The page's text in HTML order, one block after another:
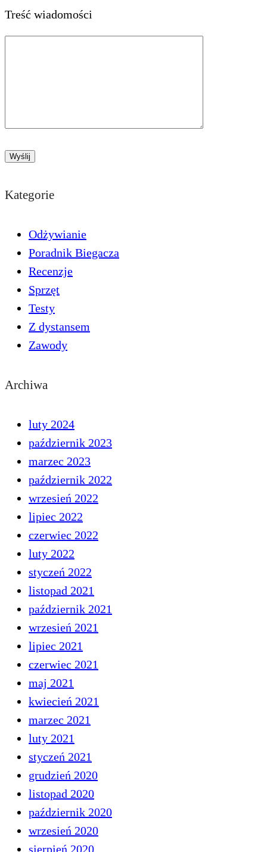
Treść wiadomości
Kategorie
Odżywianie
Poradnik Biegacza
Recenzje
Sprzęt
Testy
Z dystansem
Zawody
Archiwa
luty 2024
październik 2023
marzec 2023
październik 2022
wrzesień 2022
lipiec 2022
czerwiec 2022
luty 2022
styczeń 2022
listopad 2021
październik 2021
wrzesień 2021
lipiec 2021
czerwiec 2021
maj 2021
kwiecień 2021
marzec 2021
luty 2021
styczeń 2021
grudzień 2020
listopad 2020
październik 2020
wrzesień 2020
sierpień 2020